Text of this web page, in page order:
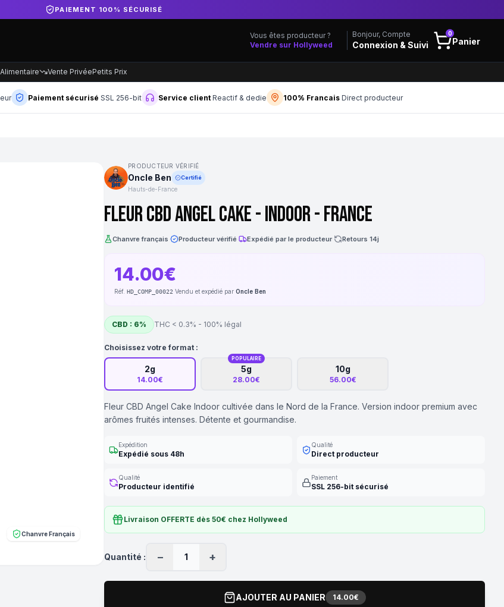
DIRECT PRODUCTEUR FRANÇAIS
Vous êtes producteur ?
Vendre sur Hollyweed
Bonjour, Compte
Connexion & Suivi
0
Panier
Alimentaire Vente PrivéePetits Prix
Paiement sécurisé SSL 256-bit Service client Reactif & dedie 100% Francais Direct producteur
Chanvre Français
PRODUCTEUR VÉRIFIÉ
Oncle Ben Certifié
Hauts-de-France
Fleur CBD Angel Cake - Indoor - France
Chanvre français Producteur vérifié Expédié par le producteur· Retours 14j
14.00€
Réf. HD_COMP_00022 Vendu et expédié par Oncle Ben
CBD : 6% THC < 0.3% - 100% légal
Choisissez votre format :
2g
14.00€
POPULAIRE
5g
28.00€
10g
56.00€
Fleur CBD Angel Cake Indoor cultivée dans le Nord de la France. Version indoor premium avec
arômes fruités intenses. Détente et gourmandise.
Expédition
Expédié sous 48h
Qualité
Direct producteur
Qualité
Producteur identifié
Paiement
SSL 256-bit sécurisé
Livraison OFFERTE dès 50€ chez Hollyweed
Quantité : − 1 +
AJOUTER AU PANIER 14.00€